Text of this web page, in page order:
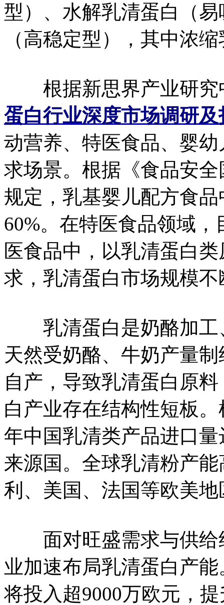
型）、水解乳清蛋白（
（高稳定型），其中浓
根据新思界产业研究
蛋白行业深度市场调研
动营养、特医食品、婴
求场景。根据《食品安
规定，乳基婴儿配方食
60%。在特医食品领域
医食品中，以乳清蛋白
求，乳清蛋白市场规模
乳清蛋白是奶酪加工
天然受奶酪、牛奶产量
自产，导致乳清蛋白原
白产业存在结构性短板
年中国乳清类产品进口
来源国。全球乳清粉产
利、美国、法国等欧美地
面对旺盛需求与供给
业加速布局乳清蛋白产
将投入超9000万欧元，